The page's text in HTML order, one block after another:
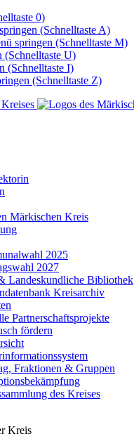
0)
(Schnelltaste A)
springen (Schnelltaste M)
(Schnelltaste U)
(Schnelltaste I)
(Schnelltaste Z)
Märkischen Kreis
2025
2027
Landeskundliche Bibliothek
Kreisarchiv
Partnerschaftsprojekte
fördern
Fraktionen & Gruppen
des Kreises
Kreis